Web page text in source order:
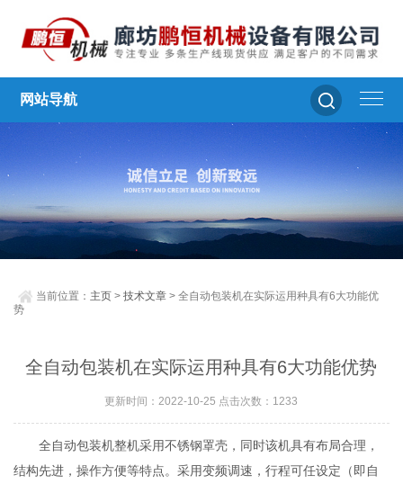
网站导航
当前位置： 主页 >技术文章 > 全自动包装机在实际运用种具有6大功能优
势
全自动包装机在实际运用种具有6大功能优势
更新时间：2022-10-25 点击次数：1233
全自动包装机整机采用不锈钢罩壳，同时该机具有布局合理，
结构先进，操作方便等特点。采用变频调速，行程可任设定（即自